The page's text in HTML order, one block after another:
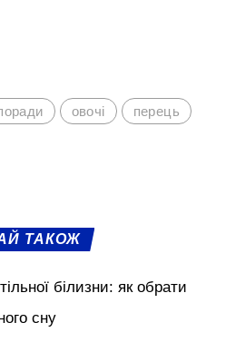
овочі перець
ТАКОЖ
білизни: як обрати
сну